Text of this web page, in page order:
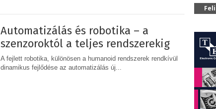
Automatizálás és robotika – a
szenzoroktól a teljes rendszerekig
A fejlett robotika, különösen a humanoid rendszerek rendkívül
dinamikus fejlődése az automatizálás új...